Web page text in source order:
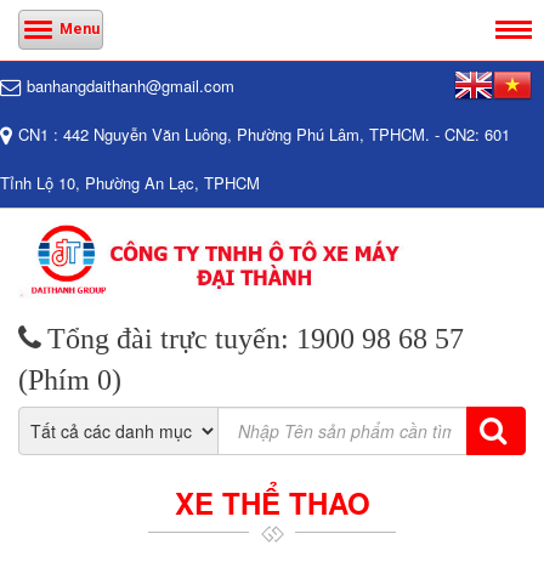
Menu
banhangdaithanh@gmail.com
CN1 : 442 Nguyễn Văn Luông, Phường Phú Lâm, TPHCM. - CN2: 601
Tỉnh Lộ 10, Phường An Lạc, TPHCM
Tổng đài trực tuyến: 1900 98 68 57
(Phím 0)
XE THỂ THAO